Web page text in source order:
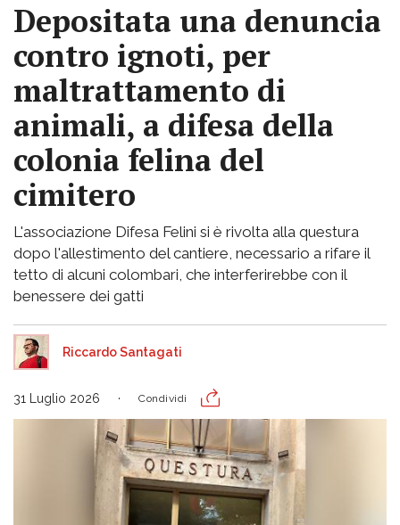
Depositata una denuncia
contro ignoti, per
maltrattamento di
animali, a difesa della
colonia felina del
cimitero
L'associazione Difesa Felini si è rivolta alla questura
dopo l'allestimento del cantiere, necessario a rifare il
tetto di alcuni colombari, che interferirebbe con il
benessere dei gatti
Riccardo Santagati
31 Luglio 2026 Condividi